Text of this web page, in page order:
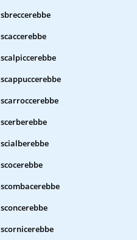
sbreccerebbe
scaccerebbe
scalpiccerebbe
scappuccerebbe
scarroccerebbe
scerberebbe
scialberebbe
scocerebbe
scombacerebbe
sconcerebbe
scornicerebbe